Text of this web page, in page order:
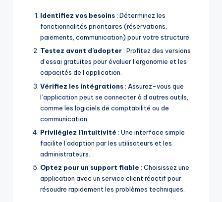
Identifiez vos besoins : Déterminez les
fonctionnalités prioritaires (réservations,
paiements, communication) pour votre structure.
Testez avant d’adopter : Profitez des versions
d’essai gratuites pour évaluer l’ergonomie et les
capacités de l’application.
Vérifiez les intégrations : Assurez-vous que
l’application peut se connecter à d’autres outils,
comme les logiciels de comptabilité ou de
communication.
Privilégiez l’intuitivité : Une interface simple
facilite l’adoption par les utilisateurs et les
administrateurs.
Optez pour un support fiable : Choisissez une
application avec un service client réactif pour
résoudre rapidement les problèmes techniques.